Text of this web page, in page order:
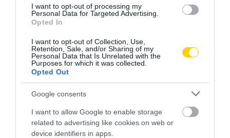
I want to opt-out of processing my
Personal Data for Targeted Advertising.
Opted In
I want to opt-out of Collection, Use,
Retention, Sale, and/or Sharing of my
Personal Data that Is Unrelated with the
Purposes for which it was collected.
Opted Out
Google consents
I want to allow Google to enable storage
related to advertising like cookies on web or
device identifiers in apps.
MIT EGYÜNK, HA 70 FELETT IS
SZERETNÉNK ÖNÁLLÓAN
MENNI A PIACRA?
LEKÓKAD A MUSKÁTLI? NE TE
INDULJ EL ELŐBB A